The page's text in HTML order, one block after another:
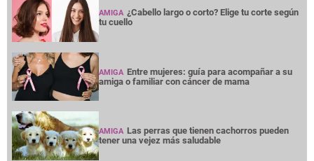
AMIGA ¿Cabello largo o corto? Elige tu corte según
tu cuello
AMIGA Entre mujeres: guía para acompañar a su
amiga o familiar con cáncer de mama
AMIGA Las perras que tienen cachorros pueden
tener una vejez más saludable